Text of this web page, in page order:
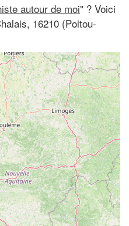
autour de moi" ? Voici
16210 (Poitou-